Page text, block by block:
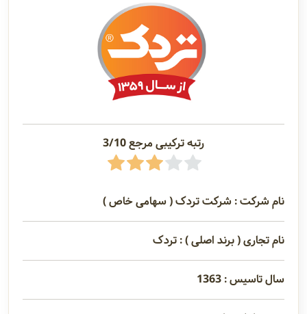
رتبه ترکیبی مرجع 3/10
نام شرکت : شرکت تردک ( سهامی خاص )
نام تجاری ( برند اصلی ) : تردک
سال تاسیس : 1363